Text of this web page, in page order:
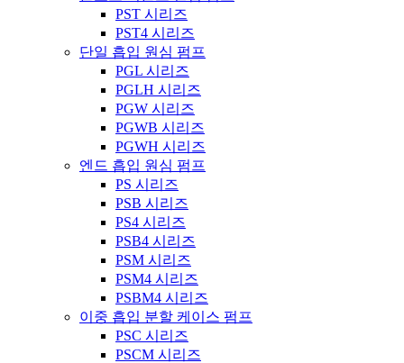
PST 시리즈
PST4 시리즈
단일 흡입 원심 펌프
PGL 시리즈
PGLH 시리즈
PGW 시리즈
PGWB 시리즈
PGWH 시리즈
엔드 흡입 원심 펌프
PS 시리즈
PSB 시리즈
PS4 시리즈
PSB4 시리즈
PSM 시리즈
PSM4 시리즈
PSBM4 시리즈
이중 흡입 분할 케이스 펌프
PSC 시리즈
PSCM 시리즈